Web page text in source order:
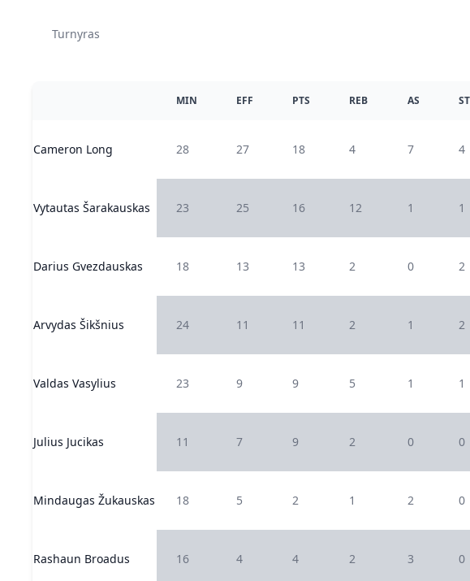
Turnyras
MIN EFF PTS REB AS ST
Cameron Long 28 27 18 4 7 4
Vytautas Šarakauskas 23 25 16 12 1 1
Darius Gvezdauskas 18 13 13 2 0 2
Arvydas Šikšnius 24 11 11 2 1 2
Valdas Vasylius 23 9 9 5 1 1
Julius Jucikas 11 7 9 2 0 0
Mindaugas Žukauskas 18 5 2 1 2 0
Rashaun Broadus 16 4 4 2 3 0